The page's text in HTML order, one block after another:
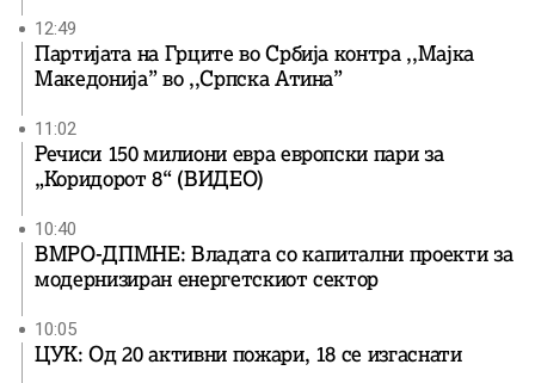
12:49
Партијата на Грците во Србија контра ,,Мајка
Македонија” во ,,Српска Атина”
11:02
Речиси 150 милиони евра европски пари за
„Коридорот 8“ (ВИДЕО)
10:40
ВМРО-ДПМНЕ: Владата со капитални проекти за
модернизиран енергетскиот сектор
10:05
ЦУК: Од 20 активни пожари, 18 се изгаснати